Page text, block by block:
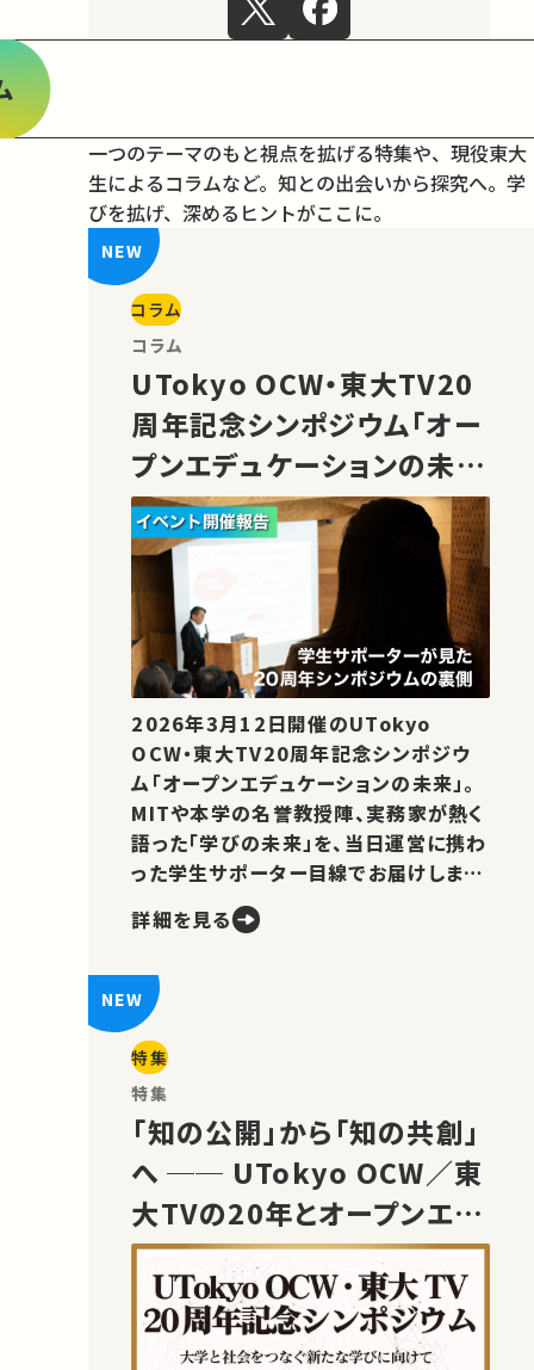
一つのテーマのもと視点を拡げる特集や、現役東大
生によるコラムなど。 知との出会いから探究へ。学
びを拡げ、深めるヒントがここに。
コラム
コラム
UTokyo OCW・東大TV20
周年記念シンポジウム「オー
プンエデュケーションの未
来」の様子をご紹介！
2026年3月12日開催のUTokyo
OCW・東大TV20周年記念シンポジウ
ム「オープンエデュケーションの未来」。
MITや本学の名誉教授陣、実務家が熱く
語った「学びの未来」を、当日運営に携わ
った学生サポーター目線でお届けしま
詳細を見る
特集
特集
「知の公開」から「知の共創」
へ ── UTokyo OCW／東
大TVの20年とオープンエデ
ュケーションの未来